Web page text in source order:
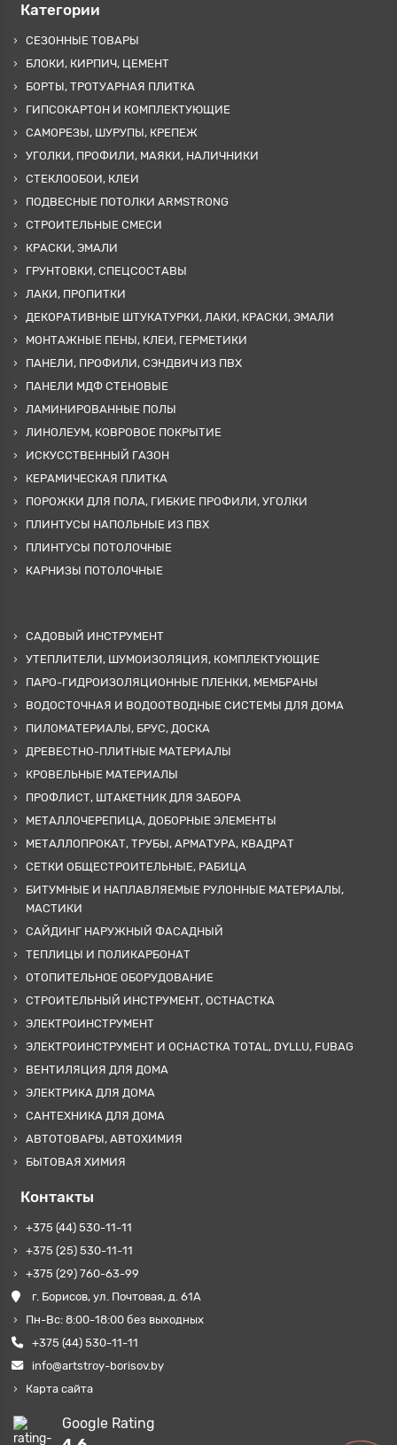
Категории
СЕЗОННЫЕ ТОВАРЫ
БЛОКИ, КИРПИЧ, ЦЕМЕНТ
БОРТЫ, ТРОТУАРНАЯ ПЛИТКА
ГИПСОКАРТОН И КОМПЛЕКТУЮЩИЕ
САМОРЕЗЫ, ШУРУПЫ, КРЕПЕЖ
УГОЛКИ, ПРОФИЛИ, МАЯКИ, НАЛИЧНИКИ
СТЕКЛООБОИ, КЛЕИ
ПОДВЕСНЫЕ ПОТОЛКИ ARMSTRONG
СТРОИТЕЛЬНЫЕ СМЕСИ
КРАСКИ, ЭМАЛИ
ГРУНТОВКИ, СПЕЦСОСТАВЫ
ЛАКИ, ПРОПИТКИ
ДЕКОРАТИВНЫЕ ШТУКАТУРКИ, ЛАКИ, КРАСКИ, ЭМАЛИ
МОНТАЖНЫЕ ПЕНЫ, КЛЕИ, ГЕРМЕТИКИ
ПАНЕЛИ, ПРОФИЛИ, СЭНДВИЧ ИЗ ПВХ
ПАНЕЛИ МДФ СТЕНОВЫЕ
ЛАМИНИРОВАННЫЕ ПОЛЫ
ЛИНОЛЕУМ, КОВРОВОЕ ПОКРЫТИЕ
ИСКУССТВЕННЫЙ ГАЗОН
КЕРАМИЧЕСКАЯ ПЛИТКА
ПОРОЖКИ ДЛЯ ПОЛА, ГИБКИЕ ПРОФИЛИ, УГОЛКИ
ПЛИНТУСЫ НАПОЛЬНЫЕ ИЗ ПВХ
ПЛИНТУСЫ ПОТОЛОЧНЫЕ
КАРНИЗЫ ПОТОЛОЧНЫЕ
САДОВЫЙ ИНСТРУМЕНТ
УТЕПЛИТЕЛИ, ШУМОИЗОЛЯЦИЯ, КОМПЛЕКТУЮЩИЕ
ПАРО-ГИДРОИЗОЛЯЦИОННЫЕ ПЛЕНКИ, МЕМБРАНЫ
ВОДОСТОЧНАЯ И ВОДООТВОДНЫЕ СИСТЕМЫ ДЛЯ ДОМА
ПИЛОМАТЕРИАЛЫ, БРУС, ДОСКА
ДРЕВЕСТНО-ПЛИТНЫЕ МАТЕРИАЛЫ
КРОВЕЛЬНЫЕ МАТЕРИАЛЫ
ПРОФЛИСТ, ШТАКЕТНИК ДЛЯ ЗАБОРА
МЕТАЛЛОЧЕРЕПИЦА, ДОБОРНЫЕ ЭЛЕМЕНТЫ
МЕТАЛЛОПРОКАТ, ТРУБЫ, АРМАТУРА, КВАДРАТ
СЕТКИ ОБЩЕСТРОИТЕЛЬНЫЕ, РАБИЦА
БИТУМНЫЕ И НАПЛАВЛЯЕМЫЕ РУЛОННЫЕ МАТЕРИАЛЫ,
МАСТИКИ
САЙДИНГ НАРУЖНЫЙ ФАСАДНЫЙ
ТЕПЛИЦЫ И ПОЛИКАРБОНАТ
ОТОПИТЕЛЬНОЕ ОБОРУДОВАНИЕ
СТРОИТЕЛЬНЫЙ ИНСТРУМЕНТ, ОСТНАСТКА
ЭЛЕКТРОИНСТРУМЕНТ
ЭЛЕКТРОИНСТРУМЕНТ И ОСНАСТКА TOTAL, DYLLU, FUBAG
ВЕНТИЛЯЦИЯ ДЛЯ ДОМА
ЭЛЕКТРИКА ДЛЯ ДОМА
САНТЕХНИКА ДЛЯ ДОМА
АВТОТОВАРЫ, АВТОХИМИЯ
БЫТОВАЯ ХИМИЯ
Контакты
+375 (44) 530-11-11
+375 (25) 530-11-11
+375 (29) 760-63-99
г. Борисов, ул. Почтовая, д. 61А
Пн-Вс: 8:00-18:00 без выходных
+375 (44) 530-11-11
info@artstroy-borisov.by
Карта сайта
Google Rating